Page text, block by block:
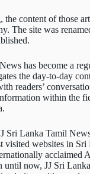
the content of those
The site was
has become a
the day-to-day
readers’
within the
Sri Lanka Tamil
visited websites in Sri
acclaimed
until now, JJ Sri